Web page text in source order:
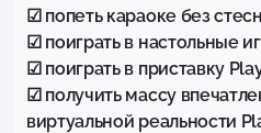
☑ попеть караоке без
☑ поиграть в настольные
☑ поиграть в приставку
☑ получить массу
виртуальной реальности